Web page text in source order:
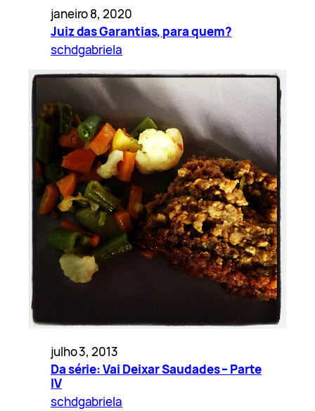
janeiro 8, 2020
Juiz das Garantias, para quem?
schdgabriela
julho 3, 2013
Da série: Vai Deixar Saudades – Parte
IV
schdgabriela